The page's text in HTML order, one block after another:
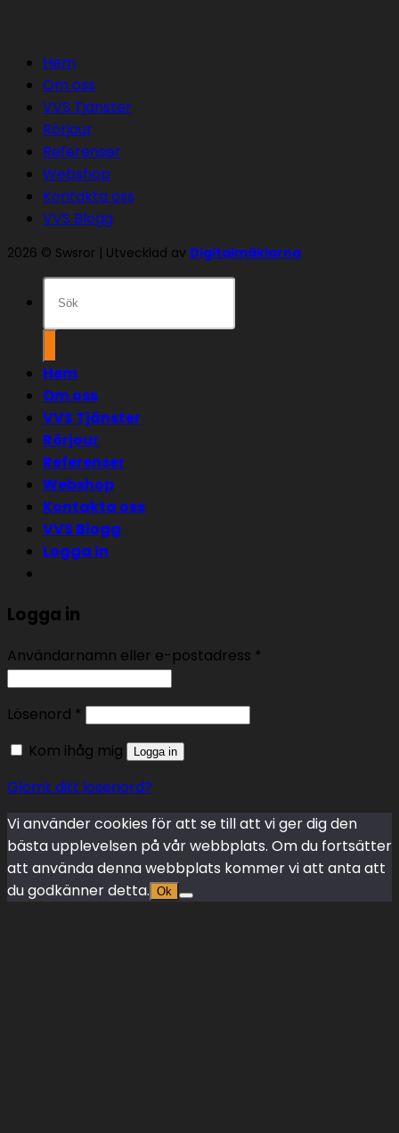
Hem
Om oss
VVS Tjänster
Rörjour
Referenser
Webshop
Kontakta oss
VVS Blogg
2026 © Swsror | Utvecklad av Digitalmäklarna
efter:
Hem
Om oss
VVS Tjänster
Rörjour
Referenser
Webshop
Kontakta oss
VVS Blogg
Logga in
Logga in
Användarnamn eller e-postadress *
Lösenord *
Kom ihåg mig
Logga in
Glömt ditt lösenord?
Vi använder cookies för att se till att vi ger dig den
bästa upplevelsen på vår webbplats. Om du fortsätter
att använda denna webbplats kommer vi att anta att
du godkänner detta. Ok